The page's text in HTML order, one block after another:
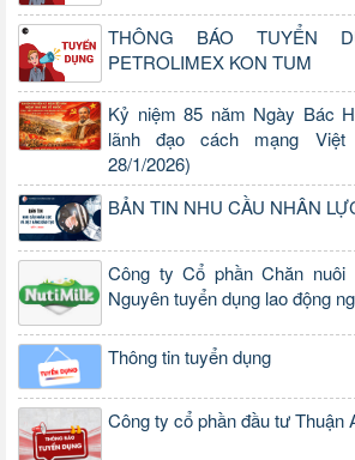
THÔNG BÁO TUYỂN
PETROLIMEX KON TUM
Kỷ niệm 85 năm Ngày Bác
lãnh đạo cách mạng Việt
28/1/2026)
BẢN TIN NHU CẦU NHÂN
Công ty Cổ phần Chăn
Nguyên tuyển dụng lao động
Thông tin tuyển dụng
Công ty cổ phần đầu tư Thuận